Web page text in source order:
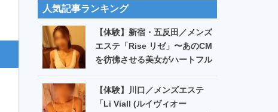
人気記事ランキング
【体験】新宿・五反田／メンズ
エステ「Rise リゼ」〜あのCM
を彷彿させる美女がハートフル
回】
【体験】川口／メンズエステ
「Li Viall (ルイヴィオー